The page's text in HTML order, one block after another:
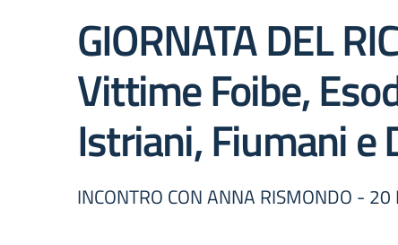
GIORNATA DEL
Vittime Foibe,
Istriani, Fiumani e
INCONTRO CON ANNA RISMONDO -